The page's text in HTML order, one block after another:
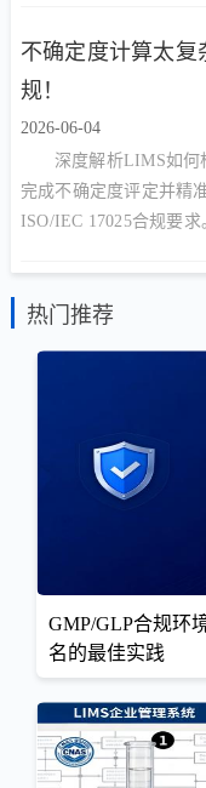
不确定度计算太
规！
2026-06-04
深度解析LIMS如何
完成不确定度评定并精
ISO/IEC 17025合规要求
热门推荐
GMP/GLP合规环
名的最佳实践